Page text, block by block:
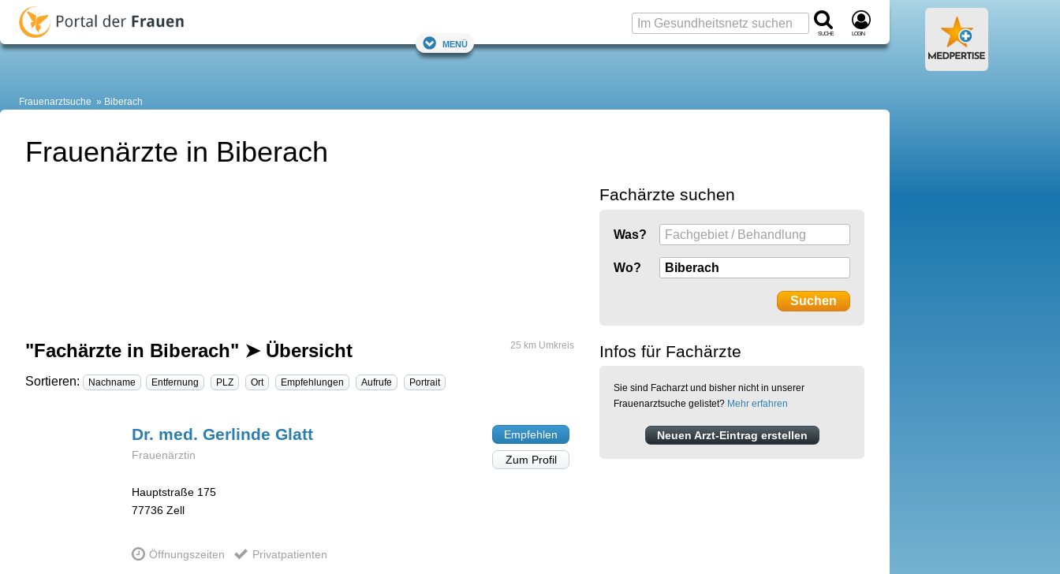
Suche Login
Menü
Frauenarztsuche Biberach
Frauenärzte in Biberach
"Fachärzte in Biberach" ➤ Übersicht 25 km Umkreis
Sortieren: Nachname Entfernung PLZ Ort Empfehlungen Aufrufe Portrait
Dr. med. Gerlinde Glatt
Frauenärztin
Hauptstraße 175
77736 Zell
Öffnungszeiten Privatpatienten
Empfehlen
Zum Profil
Fachärzte suchen
Was?
Wo?
Infos für Fachärzte
Sie sind Facharzt und bisher nicht in unserer
Frauenarztsuche gelistet? Mehr erfahren
Neuen Arzt-Eintrag erstellen